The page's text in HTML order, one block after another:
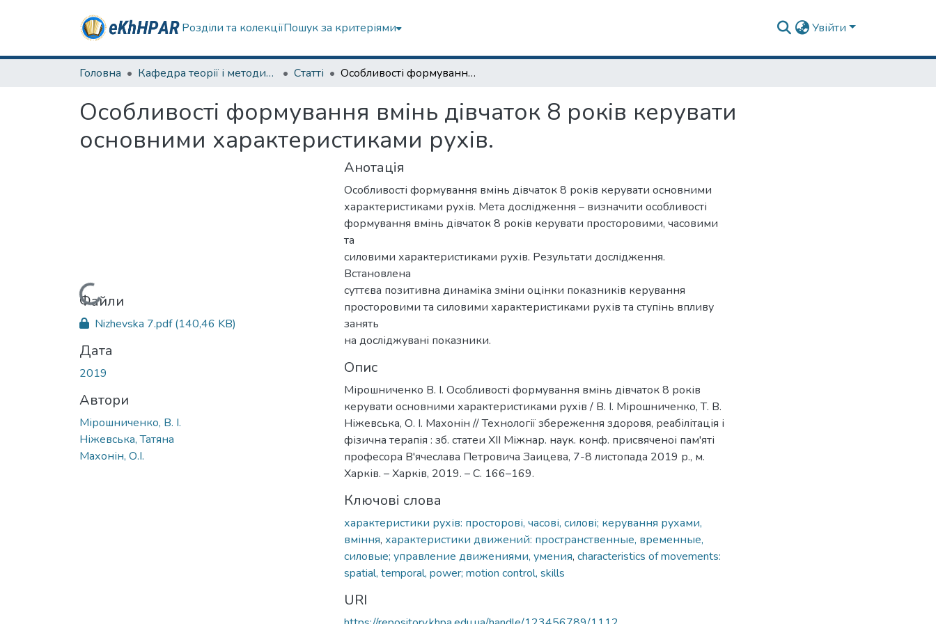
Розділи та колекціїПошук за критеріями Увійти
Головна Кафедра теорії і методики фізичного виховання Статті Особливості формування вмінь дівчаток 8 років керувати основними характеристиками рухів.
Особливості формування вмінь дівчаток 8 років керувати
основними характеристиками рухів.
Вантажиться...
Файли
Nizhevska 7.pdf(140,46 KB)
Дата
2019
Автори
Мірошниченко, В. І.
Ніжевська, Татяна
Махонін, О.І.
Анотація
Особливості формування вмінь дівчаток 8 років керувати основними
характеристиками рухів. Мета дослідження – визначити особливості
формування вмінь дівчаток 8 років керувати просторовими, часовими
та
силовими характеристиками рухів. Результати дослідження.
Встановлена
суттєва позитивна динаміка зміни оцінки показників керування
просторовими та силовими характеристиками рухів та ступінь впливу
занять
на досліджувані показники.
Опис
Мірошниченко В. І. Особливості формування вмінь дівчаток 8 років
керувати основними характеристиками рухів / В. І. Мірошниченко, Т. В.
Ніжевська, О. І. Махонін // Технології збереження здоровя, реабілітація і
фізична терапія : зб. статеи XII Міжнар. наук. конф. присвяченоі пам'яті
професора В'ячеслава Петровича Заицева, 7-8 листопада 2019 р., м.
Харків. – Харків, 2019. – С. 166–169.
Ключові слова
характеристики рухів: просторові, часові, силові; керування рухами,
вміння, характеристики движений: пространственные, временные,
силовые; управление движениями, умения, characteristics of movements:
spatial, temporal, power; motion control, skills
URI